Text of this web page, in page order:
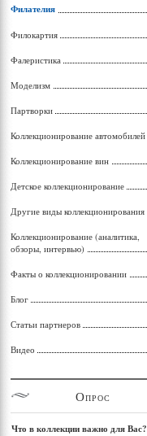
Филателия
Филокартия
Фалеристика
Моделизм
Партворки
Коллекционирование автомобилей
Коллекционирование вин
Детское коллекционирование
Другие виды коллекционирования
Коллекционирование (аналитика,
обзоры, интервью)
Факты о коллекционировании
Блог
Статьи партнеров
Видео
Опрос
Что в коллекции важно для Вас?